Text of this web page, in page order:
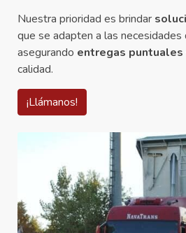
Nuestra prioridad es brindar
que se adapten a las
asegurando entregas puntuales
calidad.
¡Llámanos!